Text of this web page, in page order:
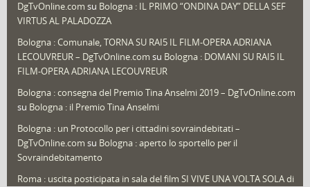
Speciali (22)
Sport
That's Bologna Magazine(25)
Video (archivio) (263)
DgTvOnline.com su Bologna : IL PRIMO “ONDINA DAY” DELLA SEF
VIRTUS AL PALADOZZA
Bologna : Comunale, TORNA SU RAI5 IL FILM-OPERA ADRIANA
LECOUVREUR – DgTvOnline.com su Bologna : DOMANI SU RAI5 IL
FILM-OPERA ADRIANA LECOUVREUR
Bologna : consegna del Premio Tina Anselmi 2019 – DgTvOnline.com
su Bologna : il Premio Tina Anselmi
Bologna : un Protocollo per i cittadini sovraindebitati –
DgTvOnline.com su Bologna : aperto lo sportello per il
Sovraindebitamento
Roma : uscita posticipata in sala del film SI VIVE UNA VOLTA SOLA di